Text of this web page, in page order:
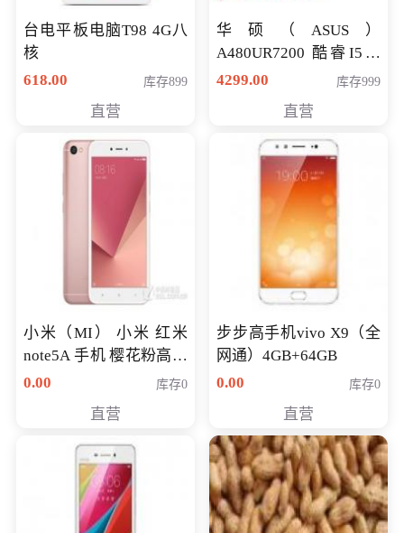
台电平板电脑T98 4G八
核
618.00
库存899
直营
华硕（ASUS）
A480UR7200 酷睿I5超
薄学生办公游戏独显笔
NV930-2G独
4299.00 库存999
直营
小米（MI） 小米 红米
note5A 手机 樱花粉高配
版 全网通(3G+32G)
0.00 库存0
直营
步步高手机vivo X9（全
网通）4GB+64GB
0.00
库存0
直营